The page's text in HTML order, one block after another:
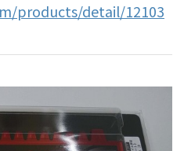
products/detail/12103